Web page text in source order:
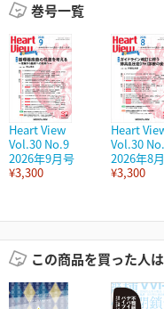
巻号一覧
Heart View
Vol.30 No.9
2026年9月号
¥3,300
Heart
Vol.30
2026年8
¥3,300
この商品を買った人